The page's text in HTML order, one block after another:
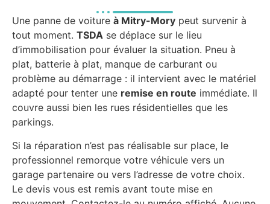
Une panne de voiture à Mitry-Mory peut survenir à
tout moment. TSDA se déplace sur le lieu
d’immobilisation pour évaluer la situation. Pneu à
plat, batterie à plat, manque de carburant ou
problème au démarrage : il intervient avec le matériel
adapté pour tenter une remise en route immédiate. Il
couvre aussi bien les rues résidentielles que les
parkings.
Si la réparation n’est pas réalisable sur place, le
professionnel remorque votre véhicule vers un
garage partenaire ou vers l’adresse de votre choix.
Le devis vous est remis avant toute mise en